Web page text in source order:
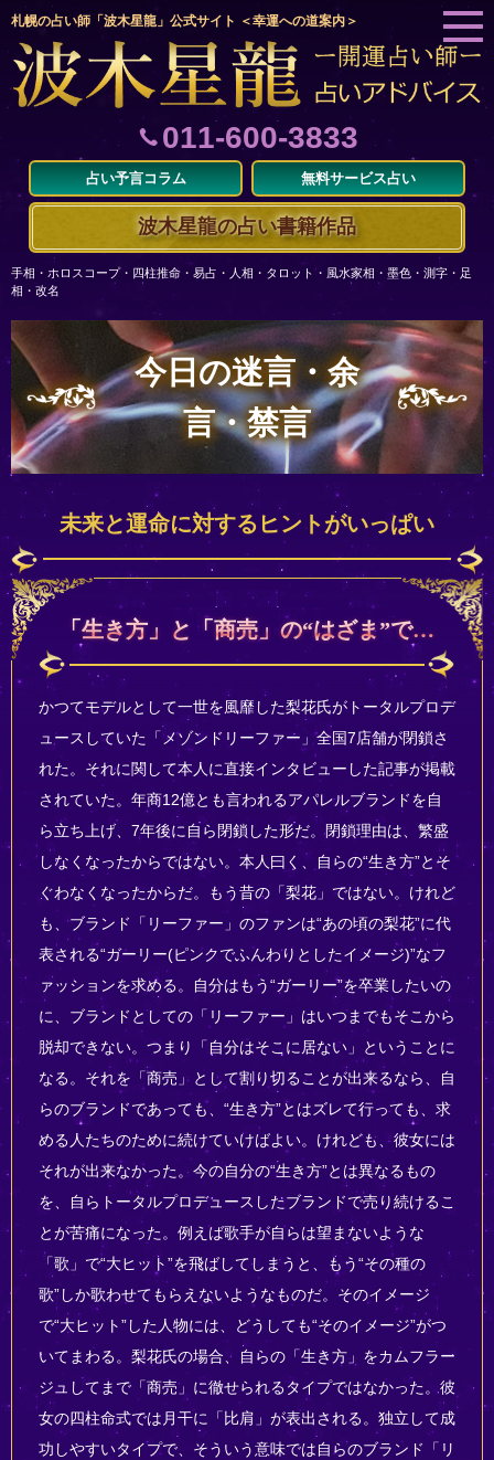
札幌の占い師「波木星龍」公式サイト ＜幸運への道案内＞
011-600-3833
占い予言コラム 無料サービス占い
波木星龍の占い書籍作品
手相・ホロスコープ・四柱推命・易占・人相・タロット・風水家相・墨色・測字・足
相・改名
今日の迷言・余
言・禁言
未来と運命に対するヒントがいっぱい
「生き方」と「商売」の“はざま”で…
かつてモデルとして一世を風靡した梨花氏がトータルプロデ
ュースしていた「メゾンドリーファー」全国7店舗が閉鎖さ
れた。それに関して本人に直接インタビューした記事が掲載
されていた。年商12億とも言われるアパレルブランドを自
ら立ち上げ、7年後に自ら閉鎖した形だ。閉鎖理由は、繁盛
しなくなったからではない。本人曰く、自らの“生き方”とそ
ぐわなくなったからだ。もう昔の「梨花」ではない。けれど
も、ブランド「リーファー」のファンは“あの頃の梨花”に代
表される“ガーリー(ピンクでふんわりとしたイメージ)”なフ
ァッションを求める。自分はもう“ガーリー”を卒業したいの
に、ブランドとしての「リーファー」はいつまでもそこから
脱却できない。つまり「自分はそこに居ない」ということに
なる。それを「商売」として割り切ることが出来るなら、自
らのブランドであっても、“生き方”とはズレて行っても、求
める人たちのために続けていけばよい。けれども、彼女には
それが出来なかった。今の自分の“生き方”とは異なるもの
を、自らトータルプロデュースしたブランドで売り続けるこ
とが苦痛になった。例えば歌手が自らは望まないような
「歌」で“大ヒット”を飛ばしてしまうと、もう“その種の
歌”しか歌わせてもらえないようなものだ。そのイメージ
で“大ヒット”した人物には、どうしても“そのイメージ”がつ
いてまわる。梨花氏の場合、自らの「生き方」をカムフラー
ジュしてまで「商売」に徹せられるタイプではなかった。彼
女の四柱命式では月干に「比肩」が表出される。独立して成
功しやすいタイプで、そういう意味では自らのブランド「リ